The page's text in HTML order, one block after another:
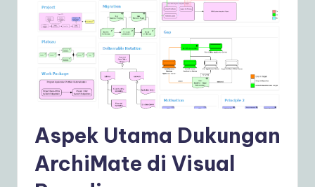
Aspek Utama Dukungan
ArchiMate di Visual